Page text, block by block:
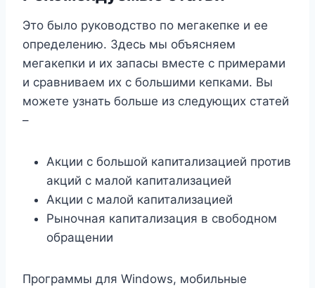
Это было руководство по мегакепке и ее
определению. Здесь мы объясняем
мегакепки и их запасы вместе с примерами
и сравниваем их с большими кепками. Вы
можете узнать больше из следующих статей
–
Акции с большой капитализацией против
акций с малой капитализацией
Акции с малой капитализацией
Рыночная капитализация в свободном
обращении
Программы для Windows, мобильные